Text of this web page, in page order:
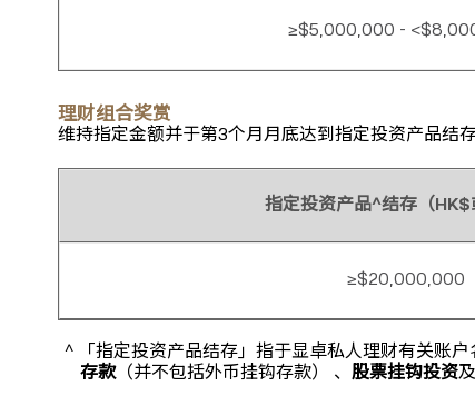
≥$5,000,000 -
理财组合奖赏
维持指定金额并于第3个月月底达到指定投资产品结
指定投资产品^结存（HK$
≥$20,000,000
^ 「指定投资产品结存」指于显卓私人理财有关账
存款（并不包括外币挂钩存款） 、 股票挂钩投资及